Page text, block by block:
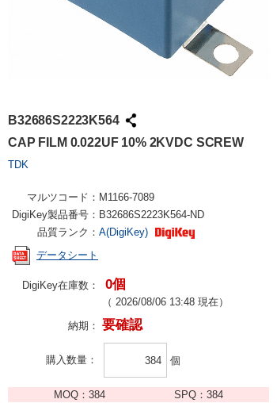
B32686S2223K564
CAP FILM 0.022UF 10% 2KVDC SCREW
TDK
マルツコード： M1166-7089
DigiKey製品番号： B32686S2223K564-ND
品質ランク： A(DigiKey)
データシート
DigiKey在庫数： 0個
（ 2026/08/06 13:48 現在）
納期： 要確認
購入数量 個
MOQ：384 SPQ： 384